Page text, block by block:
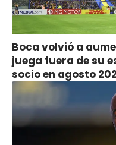
Boca volvió a
juega fuera de su
socio en agosto